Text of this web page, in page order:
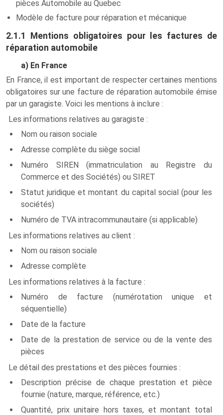
pièces Automobile au Quebec
Modèle de facture pour réparation et mécanique
2.1.1 Mentions obligatoires pour les factures de
réparation automobile
a) En France
En France, il est important de respecter certaines mentions
obligatoires sur une facture de réparation automobile émise
par un garagiste. Voici les mentions à inclure :
Les informations relatives au garagiste :
Nom ou raison sociale
Adresse complète du siège social
Numéro SIREN (immatriculation au Registre du
Commerce et des Sociétés) ou SIRET
Statut juridique et montant du capital social (pour les
sociétés)
Numéro de TVA intracommunautaire (si applicable)
Les informations relatives au client :
Nom ou raison sociale
Adresse complète
Les informations relatives à la facture :
Numéro de facture (numérotation unique et
séquentielle)
Date de la facture
Date de la prestation de service ou de la vente des
pièces
Le détail des prestations et des pièces fournies :
Description précise de chaque prestation et pièce
fournie (nature, marque, référence, etc.)
Quantité, prix unitaire hors taxes, et montant total